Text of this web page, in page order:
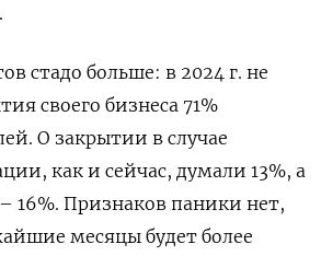
стадо больше: в 2024 г. не
своего бизнеса 71%
О закрытии в случае
как и сейчас, думали 13%, а
16%. Признаков паники нет,
месяцы будет более